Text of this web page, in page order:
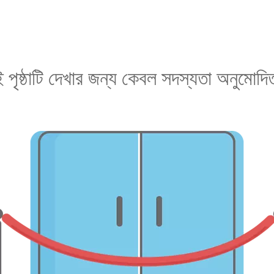
দেখার জন্য কেবল সদস্যতা